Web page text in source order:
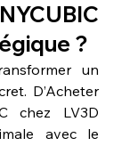
?
un
D’Acheter
chez LV3D